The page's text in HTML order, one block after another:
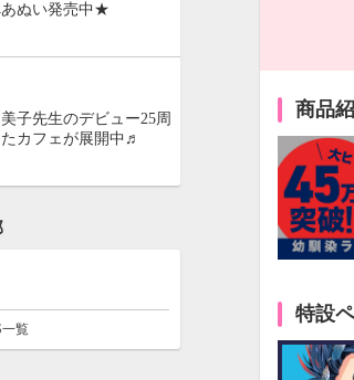
商品
特設
あぬい発売中★
子先生のデビュー25周
カフェが展開中♬
一覧